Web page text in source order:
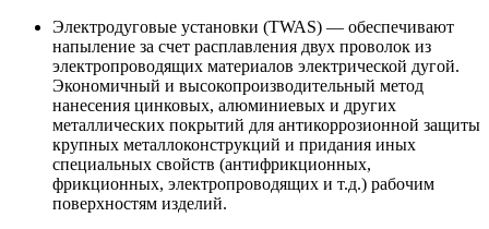
Электродуговые установки (TWAS) — обеспечивают
напыление за счет расплавления двух проволок из
электропроводящих материалов электрической дугой.
Экономичный и высокопроизводительный метод
нанесения цинковых, алюминиевых и других
металлических покрытий для антикоррозионной защиты
крупных металлоконструкций и придания иных
специальных свойств (антифрикционных,
фрикционных, электропроводящих и т.д.) рабочим
поверхностям изделий.